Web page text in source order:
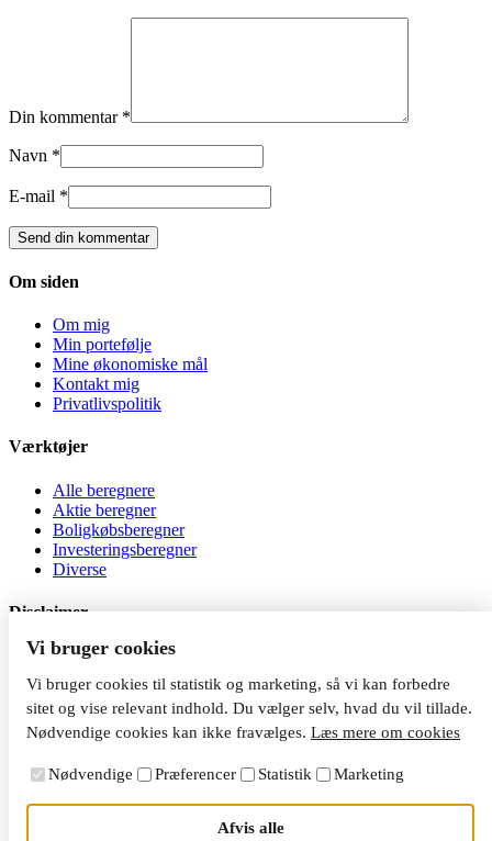
Din kommentar *
Navn *
E-mail *
Om siden
Om mig
Min portefølje
Mine økonomiske mål
Kontakt mig
Privatlivspolitik
Værktøjer
Alle beregnere
Aktie beregner
Boligkøbsberegner
Investeringsberegner
Diverse
Disclaimer
Al investering er behæftet med risiko. Jeg er ikke
investeringsrådgiver, og indholdet på siden må ikke betragtes som
investeringsrådgivning. Du kan tabe dine penge, når du investerer.
Vi bruger cookies
Vi bruger cookies til statistik og marketing, så vi kan forbedre
sitet og vise relevant indhold. Du vælger selv, hvad du vil tillade.
Nødvendige cookies kan ikke fravælges. Læs mere om cookies
Nødvendige Præferencer Statistik Marketing
Afvis alle